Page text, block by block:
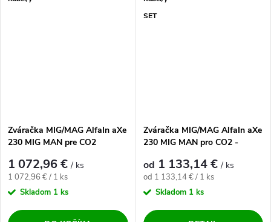
Zváračka MIG/MAG AlfaIn aXe
230 MIG MAN pre CO2
1 072,96 €/ ks
Jednotková cena:
1 072,96 € / 1 ks
Skladom 1 ks
SET
Zváračka MIG/MAG AlfaIn aXe
230 MIG MAN pro CO2 -
od 1 133,14 €/ ks
Jednotková cena:
od 1 133,14 € / 1 ks
Skladom 1 ks